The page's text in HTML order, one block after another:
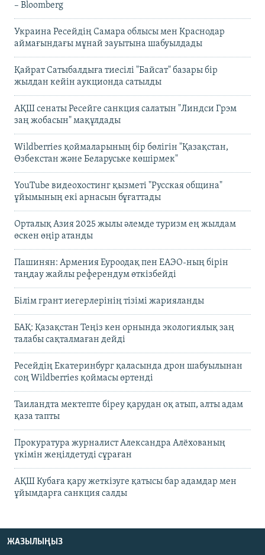
– Bloomberg
Украина Ресейдің Самара облысы мен Краснодар
аймағындағы мұнай зауытына шабуылдады
Қайрат Сатыбалдыға тиесілі "Байсат" базары бір
жылдан кейін аукционда сатылды
АҚШ сенаты Ресейге санкция салатын "Линдси Грэм
заң жобасын" мақұлдады
Wildberries қоймаларының бір бөлігін "Қазақстан,
Өзбекстан және Беларуське көшірмек"
YouTube видеохостинг қызметі "Русская община"
ұйымының екі арнасын бұғаттады
Орталық Азия 2025 жылы әлемде туризм ең жылдам
өскен өңір атанды
Пашинян: Армения Еуроодақ пен ЕАЭО-ның бірін
таңдау жайлы референдум өткізбейді
Білім грант иегерлерінің тізімі жарияланды
БАҚ: Қазақстан Теңіз кен орнында экологиялық заң
талабы сақталмаған дейді
Ресейдің Екатеринбург қаласында дрон шабуылынан
соң Wildberries қоймасы өртенді
Таиландта мектепте біреу қарудан оқ атып, алты адам
қаза тапты
Прокуратура журналист Александра Алёхованың
үкімін жеңілдетуді сұраған
АҚШ Кубаға қару жеткізуге қатысы бар адамдар мен
ұйымдарға санкция салды
ЖАЗЫЛЫҢЫЗ